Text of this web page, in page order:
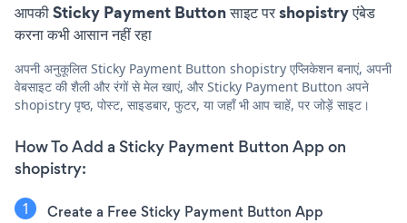
आपकी Sticky Payment Button साइट पर shopistry एंबेड
करना कभी आसान नहीं रहा
अपनी अनुकूलित Sticky Payment Button shopistry एप्लिकेशन बनाएं, अपनी
वेबसाइट की शैली और रंगों से मेल खाएं, और Sticky Payment Button अपने
shopistry पृष्ठ, पोस्ट, साइडबार, फुटर, या जहाँ भी आप चाहें, पर जोड़ें साइट।
How To Add a Sticky Payment Button App on
shopistry:
Create a Free Sticky Payment Button App